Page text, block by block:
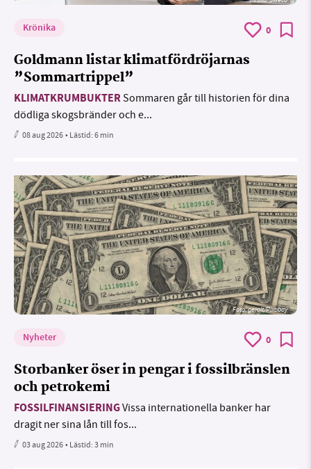
Krönika 0
Goldmann listar klimatfördröjarnas
”Sommartrippel”
KLIMATKRUMBUKTERSommaren går till historien för dina
dödliga skogsbränder och e...
08 aug 2026• Lästid:6 min
Foto:geralt/Pixabay
Nyheter 0
Storbanker öser in pengar i fossilbränslen
och petrokemi
FOSSILFINANSIERINGVissa internationella banker har
dragit ner sina lån till fos...
03 aug 2026• Lästid:3 min